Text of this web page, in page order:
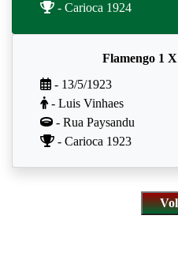
- Carioca 1924
Flamengo 1
- 13/5/1923
- Luis Vinhaes
- Rua Paysandu
- Carioca 1923